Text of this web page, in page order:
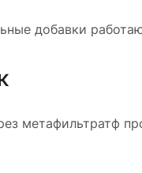
добавки
метафильтратф